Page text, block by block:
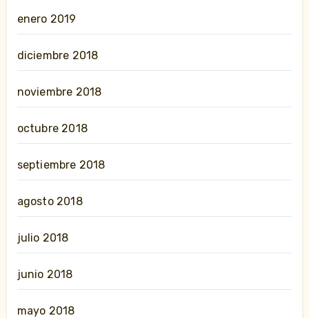
enero 2019
diciembre 2018
noviembre 2018
octubre 2018
septiembre 2018
agosto 2018
julio 2018
junio 2018
mayo 2018